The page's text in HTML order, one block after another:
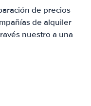
de precios
de alquiler
nuestro a una